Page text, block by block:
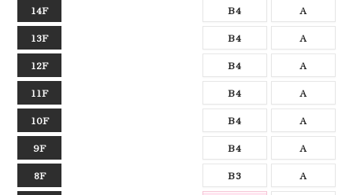
14F B4 A
13F B4 A
12F B4 A
11F B4 A
10F B4 A
9F B4 A
8F B3 A